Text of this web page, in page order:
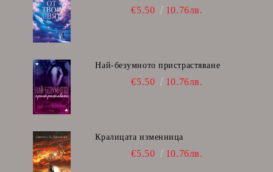
€5.50 10.76лв.
Най-безумното пристрастяване
€5.50 10.76лв.
Кралицата изменница
€5.50 10.76лв.